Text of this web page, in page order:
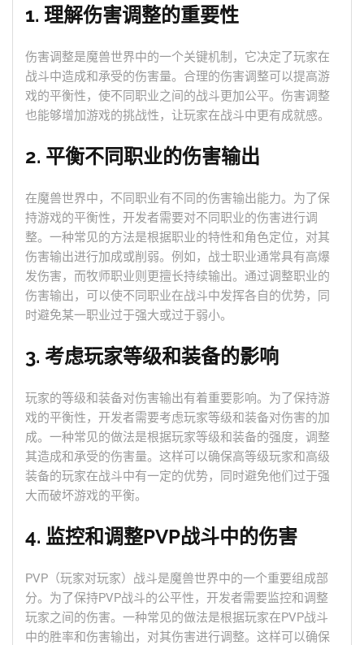
1. 理解伤害调整的重要性
伤害调整是魔兽世界中的一个关键机制，它决定了玩家在
战斗中造成和承受的伤害量。合理的伤害调整可以提高游
戏的平衡性，使不同职业之间的战斗更加公平。伤害调整
也能够增加游戏的挑战性，让玩家在战斗中更有成就感。
2. 平衡不同职业的伤害输出
在魔兽世界中，不同职业有不同的伤害输出能力。为了保
持游戏的平衡性，开发者需要对不同职业的伤害进行调
整。一种常见的方法是根据职业的特性和角色定位，对其
伤害输出进行加成或削弱。例如，战士职业通常具有高爆
发伤害，而牧师职业则更擅长持续输出。通过调整职业的
伤害输出，可以使不同职业在战斗中发挥各自的优势，同
时避免某一职业过于强大或过于弱小。
3. 考虑玩家等级和装备的影响
玩家的等级和装备对伤害输出有着重要影响。为了保持游
戏的平衡性，开发者需要考虑玩家等级和装备对伤害的加
成。一种常见的做法是根据玩家等级和装备的强度，调整
其造成和承受的伤害量。这样可以确保高等级玩家和高级
装备的玩家在战斗中有一定的优势，同时避免他们过于强
大而破坏游戏的平衡。
4. 监控和调整PVP战斗中的伤害
PVP（玩家对玩家）战斗是魔兽世界中的一个重要组成部
分。为了保持PVP战斗的公平性，开发者需要监控和调整
玩家之间的伤害。一种常见的做法是根据玩家在PVP战斗
中的胜率和伤害输出，对其伤害进行调整。这样可以确保